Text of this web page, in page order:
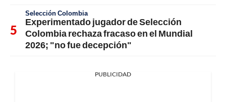
Selección Colombia
Experimentado jugador de Selección
Colombia rechaza fracaso en el Mundial
2026; "no fue decepción"
PUBLICIDAD